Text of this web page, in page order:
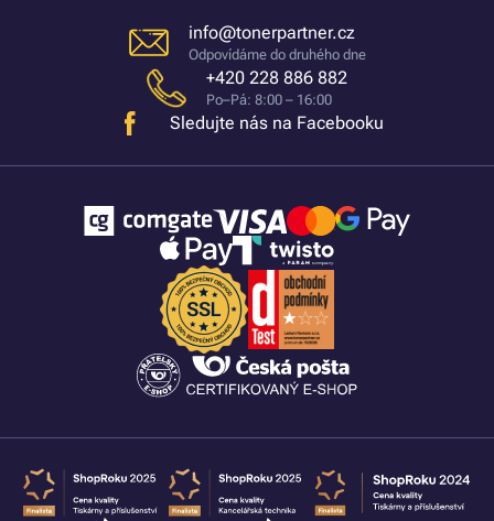
info@tonerpartner.cz
Odpovídáme do druhého dne
+420 228 886 882
Po–Pá: 8:00 – 16:00
Sledujte nás na Facebooku